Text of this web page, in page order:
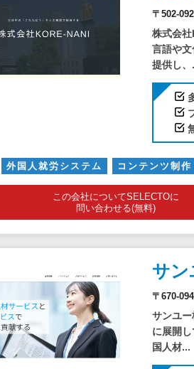
〒502-
株式会
言語や
提供し、
外国人就労システム コンテンツ制作
この会社についてSELECTOに
問い合わせる(無料)
サン
〒670-
サンユ
に展開
国人材...